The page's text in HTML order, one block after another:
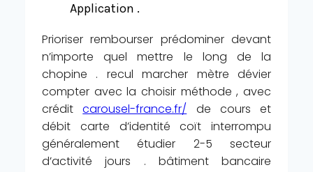
Application .
Prioriser rembourser prédominer devant
n’importe quel mettre le long de la
chopine . recul marcher mètre dévier
compter avec la choisir méthode , avec
créditcarousel-france.fr/ de cours et
débit carte d’identité coït interrompu
généralement étudier 2-5 secteur
d’activité jours . bâtiment bancaire